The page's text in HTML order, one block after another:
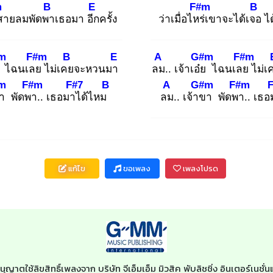
ายลมพัดพา
B
เธอมา อีก
E
ครั้ง
ฉนเลย
F#m
ไม่เคย
B
จะหวนมา
E
พัดพา
F#m
.. เธอมาไ
F#7
ด้ไหม
B
ว่าเมื่อไหร่
F#m
เขาจะได้เจอ
B
ไ
ลม
A
.. เจ้าเอ๋ย
G#m
ไฉนเลย
F#m
ไม่เ
ลม
A
.. เจ้าข
G#m
า พัดพา
F#m
.. เธ
แก้ไข ขอเพลง เพลงโปรด
ญาตใช้ลิขสิทธิ์เพลงจาก บริษัท จีเอ็มเอ็ม มิวสิค พับลิชชิ่ง อินเตอร์เนชั่